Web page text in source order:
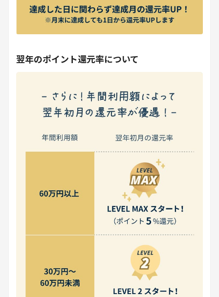
翌年のポイント還元率について